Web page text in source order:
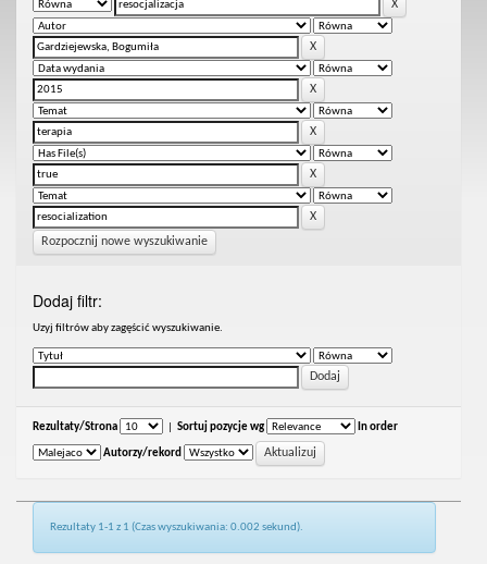
Rozpocznij nowe wyszukiwanie
Dodaj filtr:
Uzyj filtrów aby zagęścić wyszukiwanie.
Rezultaty/Strona Sortuj pozycje wg In order
Autorzy/rekord
Rezultaty 1-1 z 1 (Czas wyszukiwania: 0.002 sekund).